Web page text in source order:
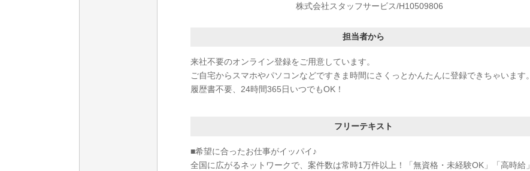
株式会社スタッフサービス/H10509806
担当者から
来社不要のオンライン登録をご用意しています。
ご自宅からスマホやパソコンなどですきま時間にさくっとかんたんに登録できちゃいます。
履歴書不要、24時間365日いつでもOK！
フリーテキスト
■希望に合ったお仕事がイッパイ♪
全国に広がるネットワークで、案件数は常時1万件以上！「無資格・未経験OK」「高時給」